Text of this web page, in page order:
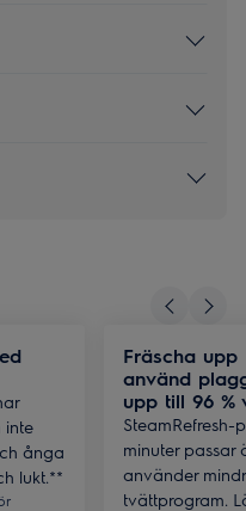
inte
ånga
lukt.**
Fräscha
använd
upp till 96 %
minuter
använder
tvättprogram.